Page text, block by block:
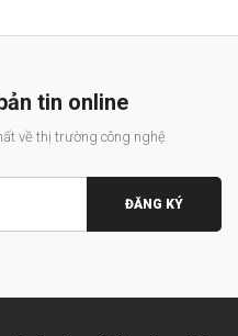
tin online
về thị trường công nghệ
ĐĂNG KÝ